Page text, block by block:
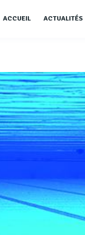
ACCUEIL ACTUALITÉS